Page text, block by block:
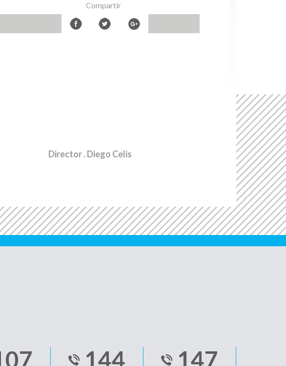
Compartir
Director. Diego Celis
144 147